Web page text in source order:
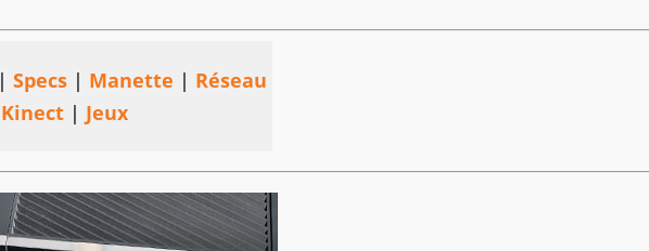
| Specs| Manette | Réseau
Kinect | Jeux